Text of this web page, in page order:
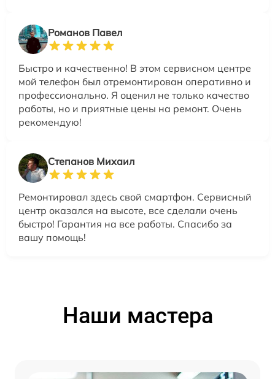
Романов Павел
Быстро и качественно! В этом сервисном центре
мой телефон был отремонтирован оперативно и
профессионально. Я оценил не только качество
работы, но и приятные цены на ремонт. Очень
рекомендую!
Степанов Михаил
Ремонтировал здесь свой смартфон. Сервисный
центр оказался на высоте, все сделали очень
быстро! Гарантия на все работы. Спасибо за
вашу помощь!
Наши мастера